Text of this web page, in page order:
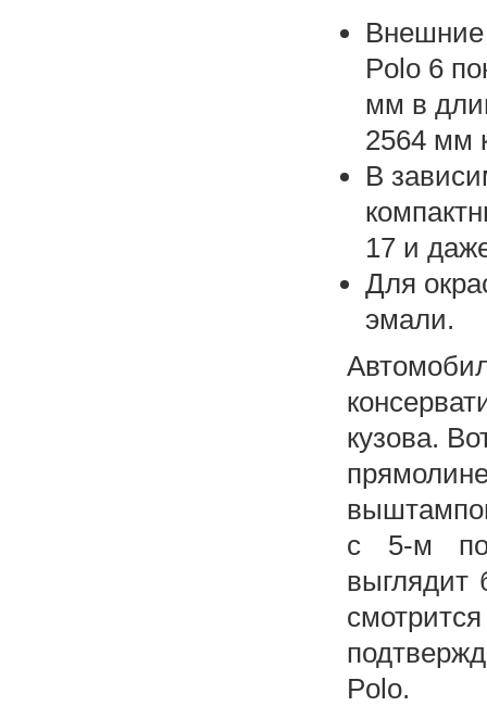
Внешние
Polo 6
мм в
2564 мм
В
17 и
Для
эмали.
кузова.
с 5-м
выглядит
Polo.